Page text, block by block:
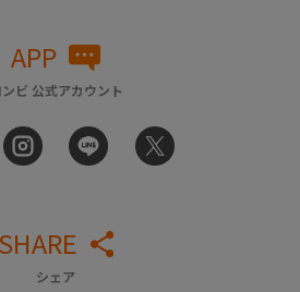
APP
ンビ 公式アカウント
SHARE
シェア